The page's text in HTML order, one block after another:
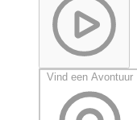
Vind een Avontuur